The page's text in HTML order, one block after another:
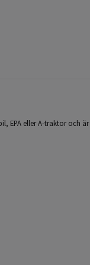
EPA eller A-traktor och